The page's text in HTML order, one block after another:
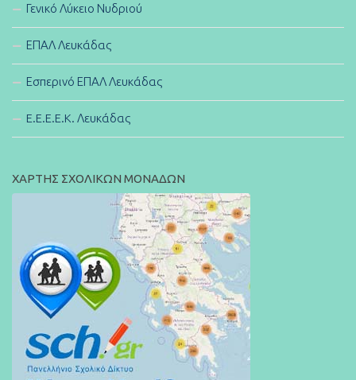
Γενικό Λύκειο Νυδριού
ΕΠΑΛ Λευκάδας
Εσπερινό ΕΠΑΛ Λευκάδας
E.E.E.E.K. Λευκάδας
ΧΑΡΤΗΣ ΣΧΟΛΙΚΩΝ ΜΟΝΑΔΩΝ